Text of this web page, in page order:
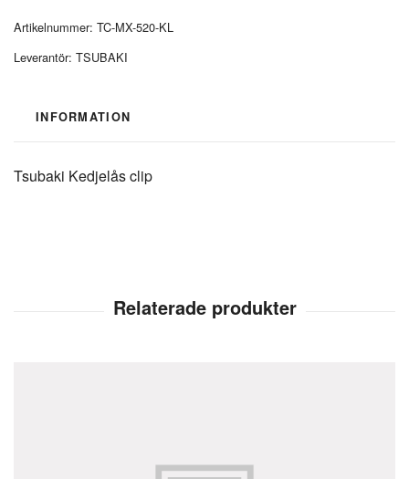
Artikelnummer: TC-MX-520-KL
Leverantör: TSUBAKI
INFORMATION
Tsubaki Kedjelås clip